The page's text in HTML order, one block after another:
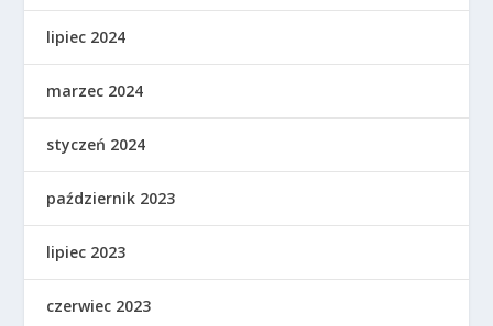
lipiec 2024
marzec 2024
styczeń 2024
październik 2023
lipiec 2023
czerwiec 2023